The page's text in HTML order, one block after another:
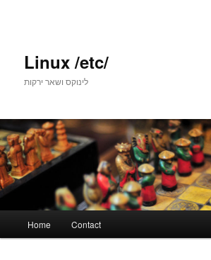
Linux /etc/
לינוקס ושאר ירקות
Home Contact